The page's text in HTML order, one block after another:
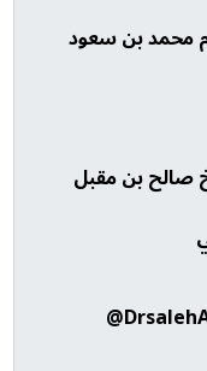
محمد بن سعود
صالح بن مقبل